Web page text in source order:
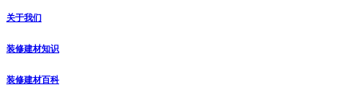
关于我们
装修建材知识
装修建材百科